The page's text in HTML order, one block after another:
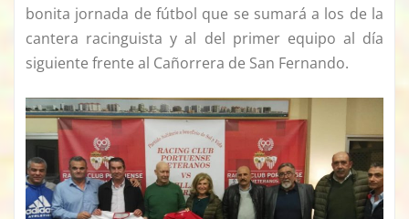
bonita jornada de fútbol que se sumará a los de la
cantera racinguista y al del primer equipo al día
siguiente frente al Cañorrera de San Fernando.